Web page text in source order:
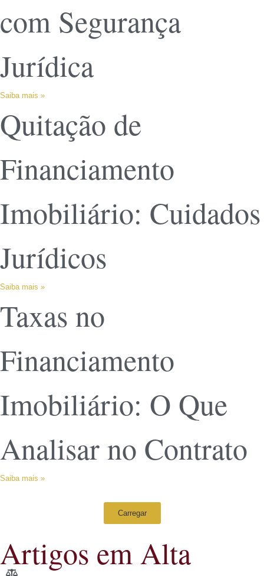
com Segurança
Jurídica
Saiba mais »
Quitação de
Financiamento
Imobiliário: Cuidados
Jurídicos
Saiba mais »
Taxas no
Financiamento
Imobiliário: O Que
Analisar no Contrato
Saiba mais »
Carregar
Artigos em Alta